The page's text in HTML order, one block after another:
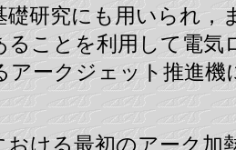
礎研究にも用いられ，
ることを利用して電気
アークジェット推進機
ける最初のアーク加